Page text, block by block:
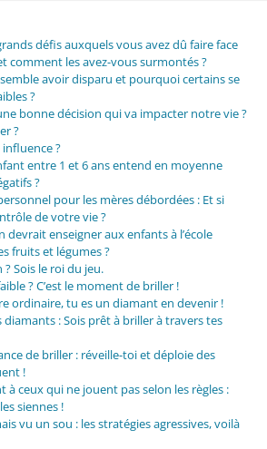
défis auxquels vous avez dû faire face
comment les avez-vous surmontés ?
avoir disparu et pourquoi certains se
?
bonne décision qui va impacter notre vie ?
?
?
entre 1 et 6 ans entend en moyenne
?
pour les mères débordées : Et si
de votre vie ?
devrait enseigner aux enfants à l’école
fruits et légumes ?
Sois le roi du jeu.
? C’est le moment de briller !
ordinaire, tu es un diamant en devenir !
diamants : Sois prêt à briller à travers tes
de briller : réveille-toi et déploie des
!
à ceux qui ne jouent pas selon les règles :
siennes !
vu un sou : les stratégies agressives, voilà